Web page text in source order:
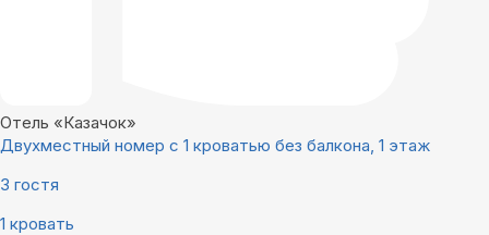
Отель «Казачок»
Двухместный номер с 1 кроватью без балкона, 1 этаж
3 гостя
1 кровать